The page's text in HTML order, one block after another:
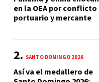
en la OEA por conflicto
portuario y mercante
SANTO DOMINGO 2026
Así va el medallero de